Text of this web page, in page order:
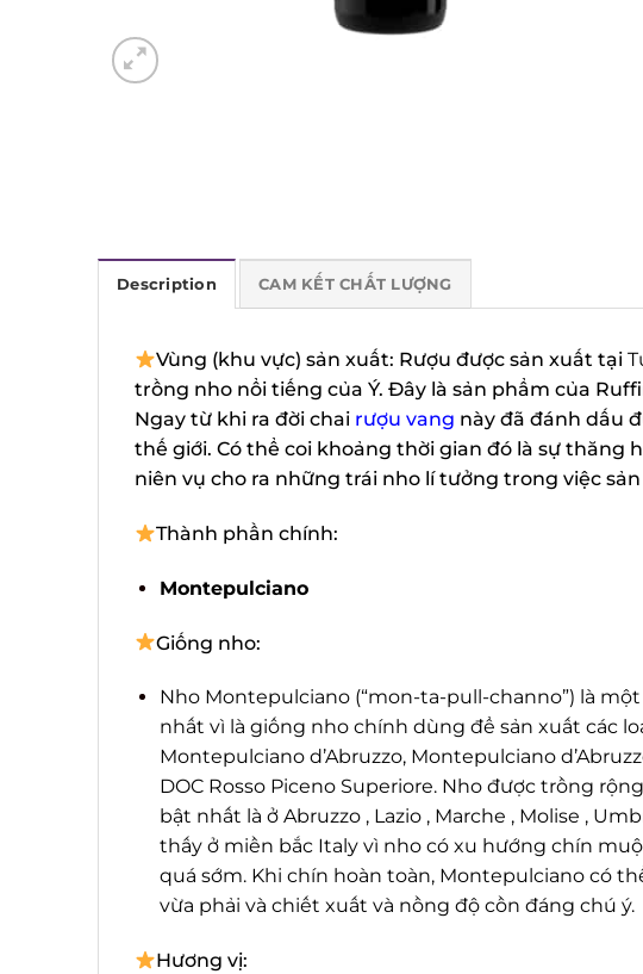
Description CAM KẾT CHẤT LƯỢNG
Vùng (khu vực) sản xuất: Rượu được sản xuất tại
trồng nho nổi tiếng của Ý. Đây là sản phẩm của
Ngay từ khi ra đời chairượu vangnày đã đánh dấu
thế giới. Có thể coi khoảng thời gian đó là sự thăng
niên vụ cho ra những trái nho lí tưởng trong việc sản
Thành phần chính:
Montepulciano
Giống nho:
Nho Montepulciano (“mon-ta-pull-channo”) là
nhất vì là giống nho chính dùng để sản xuất các
Montepulciano d’Abruzzo, Montepulciano
DOC Rosso Piceno Superiore. Nho được trồng
bật nhất là ở Abruzzo , Lazio , Marche , Molise ,
thấy ở miền bắc Italy vì nho có xu hướng chín
quá sớm. Khi chín hoàn toàn, Montepulciano có
vừa phải và chiết xuất và nồng độ cồn đáng chú ý.
Hương vị: